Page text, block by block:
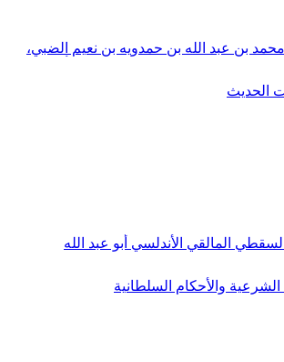
محمد بن عبد الله بن حمدويه بن نعيم الضبي،
الشهير بالحاكم، ويعرف بابن البيع، أبو عبد
المالقي الأندلسي أبو عبد الله